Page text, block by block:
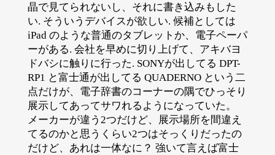
晶で見てられないし、それに書き込みもした
い. そういうデバイスが欲しい. 候補としては
iPad のような普通のタブレットか、電子ペーパ
ーがある. 会社を早めに切り上げて、アキバヨ
ドバシに触りに行った. SONYが出してる DPT-
RP1 と富士通が出してる QUADERNO という二
点だけが、電子辞書のコーナーの隅でひっそり
展示してあってサワれるようになっていた。
メーカーが違う2つだけど、展示場所を間違え
てるのかと思うくらい2つはそっくりだったの
だけど、あれは一体なに？ 強いて言えば富士